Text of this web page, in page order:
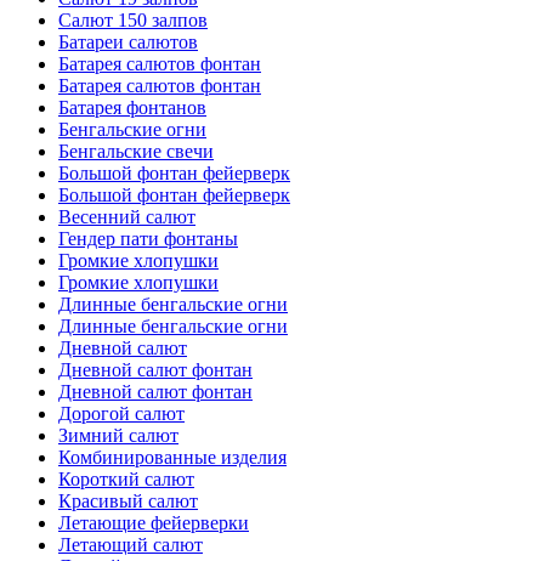
Салют 150 залпов
Батареи салютов
Батарея салютов фонтан
Батарея салютов фонтан
Батарея фонтанов
Бенгальские огни
Бенгальские свечи
Большой фонтан фейерверк
Большой фонтан фейерверк
Весенний салют
Гендер пати фонтаны
Громкие хлопушки
Громкие хлопушки
Длинные бенгальские огни
Длинные бенгальские огни
Дневной салют
Дневной салют фонтан
Дневной салют фонтан
Дорогой салют
Зимний салют
Комбинированные изделия
Короткий салют
Красивый салют
Летающие фейерверки
Летающий салют